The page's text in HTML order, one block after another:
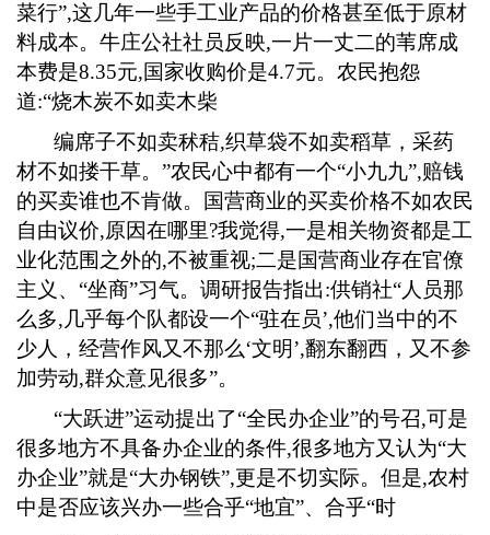
菜行”,这几年一些手工业产品的价格甚至低于原材
料成本。牛庄公社社员反映,一片一丈二的苇席成
本费是8.35元,国家收购价是4.7元。农民抱怨
道:“烧木炭不如卖木柴
编席子不如卖秫秸,织草袋不如卖稻草，采药
材不如搂干草。”农民心中都有一个“小九九”,赔钱
的买卖谁也不肯做。国营商业的买卖价格不如农民
自由议价,原因在哪里?我觉得,一是相关物资都是工
业化范围之外的,不被重视;二是国营商业存在官僚
主义、“坐商”习气。调研报告指出:供销社“人员那
么多, 几乎每个队都设一个“驻在员’,他们当中的不
少人，经营作风又不那么‘文明’,翻东翻西，又不参
加劳动,群众意见很多”。
“大跃进”运动提出了“全民办企业”的号召,可是
很多地方不具备办企业的条件,很多地方又认为“大
办企业”就是“大办钢铁”,更是不切实际。但是,农村
中是否应该兴办一些合乎“地宜”、合乎“时